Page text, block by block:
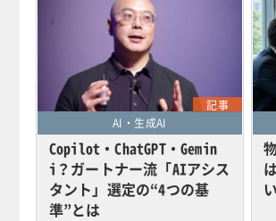
記事
AI・生成AI
Copilot・ChatGPT・Gemin
i？ガートナー流「AIアシス
タント」選定の“4つの基
準”とは